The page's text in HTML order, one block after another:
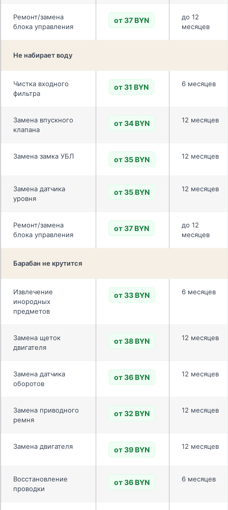
Ремонт/замена
блока управления
от 37 BYN
до 12
месяцев
Не набирает воду
Чистка входного
фильтра
от 31 BYN 6 месяцев
Замена впускного
клапана
от 34 BYN 12 месяцев
Замена замка УБЛ от 35 BYN 12 месяцев
Замена датчика
уровня
от 35 BYN 12 месяцев
Ремонт/замена
блока управления
от 37 BYN
до 12
месяцев
Барабан не крутится
Извлечение
инородных
предметов
от 33 BYN 6 месяцев
Замена щеток
двигателя
от 38 BYN 12 месяцев
Замена датчика
оборотов
от 36 BYN 12 месяцев
Замена приводного
ремня
от 32 BYN 12 месяцев
Замена двигателя от 39 BYN 12 месяцев
Восстановление
проводки
от 36 BYN 6 месяцев